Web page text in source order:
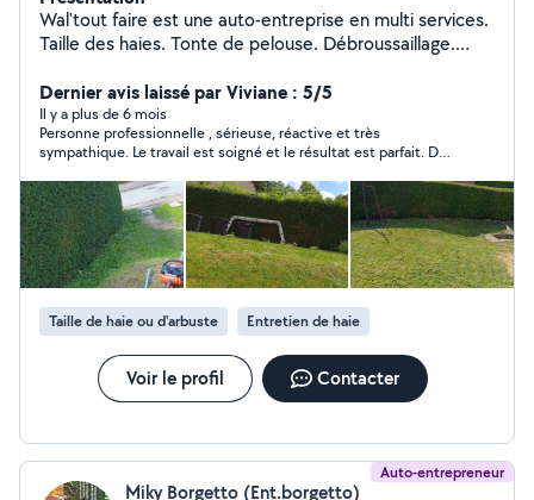
Wal'tout faire est une auto-entreprise en multi services.
Taille des haies. Tonte de pelouse. Débroussaillage.
Transport déchèterie. Vide garages, granges, caves et
autres. Récupération de métaux en tout genres.
Transport de meuble. Devis gratuit et prix attractifs.
Dernier avis laissé par Viviane : 5/5
Il y a plus de 6 mois
Personne professionnelle , sérieuse, réactive et très
sympathique. Le travail est soigné et le résultat est parfait. De
personne.
Taille de haie ou d'arbuste Entretien de haie
Voir le profil Contacter
Auto-entrepreneur
Miky Borgetto (Ent.borgetto)